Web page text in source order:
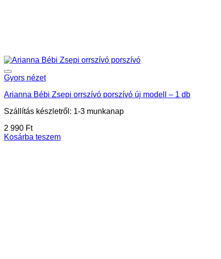
Gyors nézet
Arianna Bébi Zsepi orrszívó porszívó új modell – 1 db
Szállítás készletről: 1-3 munkanap
2 990 Ft
Kosárba teszem